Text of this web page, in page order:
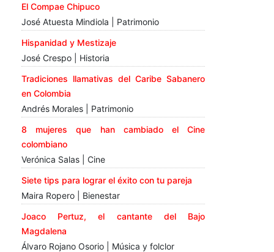
El Compae Chipuco
José Atuesta Mindiola | Patrimonio
Hispanidad y Mestizaje
José Crespo | Historia
Tradiciones llamativas del Caribe Sabanero
en Colombia
Andrés Morales | Patrimonio
8 mujeres que han cambiado el Cine
colombiano
Verónica Salas | Cine
Siete tips para lograr el éxito con tu pareja
Maira Ropero | Bienestar
Joaco Pertuz, el cantante del Bajo
Magdalena
Álvaro Rojano Osorio | Música y folclor